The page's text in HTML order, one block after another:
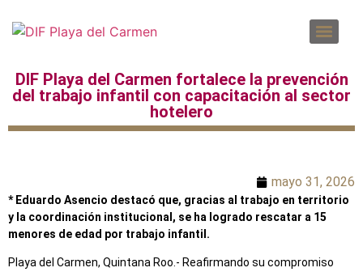
DIF Playa del Carmen fortalece la prevención
del trabajo infantil con capacitación al sector
hotelero
mayo 31, 2026
* Eduardo Asencio destacó que, gracias al trabajo en territorio
y la coordinación institucional, se ha logrado rescatar a 15
menores de edad por trabajo infantil.
Playa del Carmen, Quintana Roo.- Reafirmando su compromiso